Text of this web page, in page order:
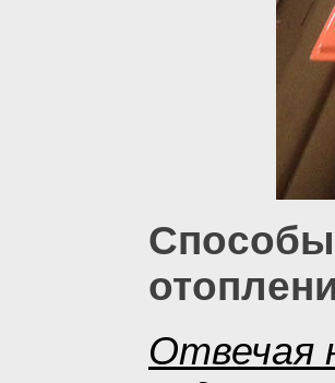
Способы
Отвечая